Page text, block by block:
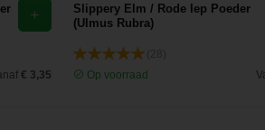
€ 3,35
Slippery Elm / Rode Iep Poeder
(Ulmus Rubra)
Op voorraad